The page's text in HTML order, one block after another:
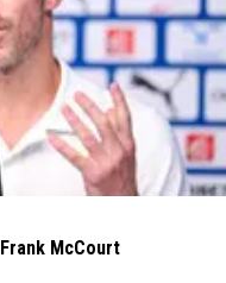
McCourt